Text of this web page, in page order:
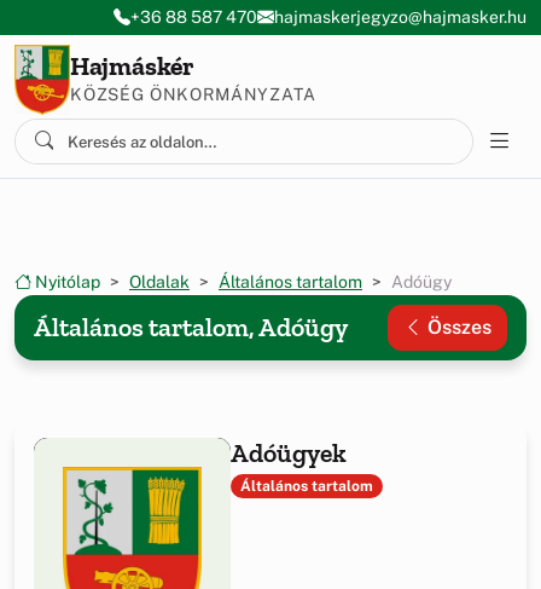
Ugrás a menüre
Ugrás a tartalomra
+36 88 587 470 hajmaskerjegyzo@hajmasker.hu
Hajmáskér
KÖZSÉG ÖNKORMÁNYZATA
Nyitólap Oldalak Általános tartalom Adóügy
Általános tartalom, Adóügy Összes
Adóügyek
Általános tartalom